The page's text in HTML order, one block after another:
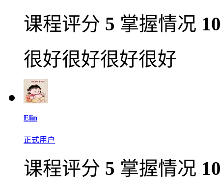
课程评分 5 掌握情况
很好很好很好很好
Elin
正式用户
课程评分 5 掌握情况